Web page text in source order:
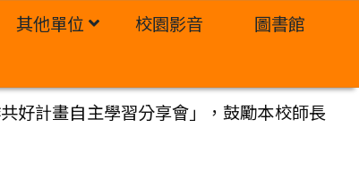
其他單位 校園影音
圖書館
好計畫自主學習分享會」，鼓勵本校師長